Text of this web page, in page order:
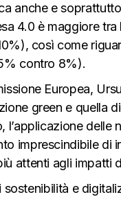
anche e
4.0 è maggiore
così come
contro 8%).
Europea,
green e quella
l’applicazione
imprescindibile
attenti agli
e